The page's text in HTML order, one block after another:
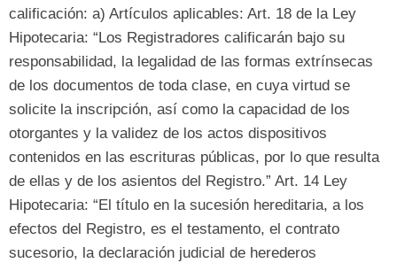
calificación: a) Artículos aplicables: Art. 18 de la Ley
Hipotecaria: “Los Registradores calificarán bajo su
responsabilidad, la legalidad de las formas extrínsecas
de los documentos de toda clase, en cuya virtud se
solicite la inscripción, así como la capacidad de los
otorgantes y la validez de los actos dispositivos
contenidos en las escrituras públicas, por lo que resulta
de ellas y de los asientos del Registro.” Art. 14 Ley
Hipotecaria: “El título en la sucesión hereditaria, a los
efectos del Registro, es el testamento, el contrato
sucesorio, la declaración judicial de herederos